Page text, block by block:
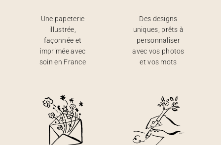
Une papeterie
illustrée,
façonnée et
imprimée avec
soin en France
Des designs
uniques, prêts à
personnaliser
avec vos photos
et vos mots